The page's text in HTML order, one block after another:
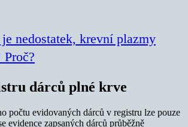
nedostatek, krevní plazmy
Proč?
dárců plné krve
počtu evidovaných dárců v registru lze pouze
evidence zapsaných dárců průběžně